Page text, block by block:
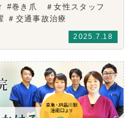
#巻き爪 ＃女性スタッフ
交通事故治療
2025.7.18